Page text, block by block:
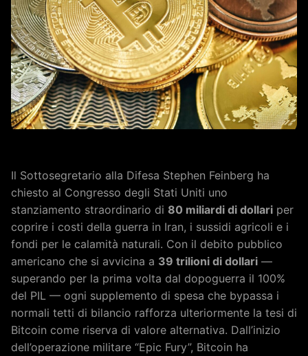
Il Sottosegretario alla Difesa Stephen Feinberg ha
chiesto al Congresso degli Stati Uniti uno
stanziamento straordinario di 80 miliardi di dollari per
coprire i costi della guerra in Iran, i sussidi agricoli e i
fondi per le calamità naturali. Con il debito pubblico
americano che si avvicina a 39 trilioni di dollari —
superando per la prima volta dal dopoguerra il 100%
del PIL — ogni supplemento di spesa che bypassa i
normali tetti di bilancio rafforza ulteriormente la tesi di
Bitcoin come riserva di valore alternativa. Dall’inizio
dell’operazione militare “Epic Fury”, Bitcoin ha